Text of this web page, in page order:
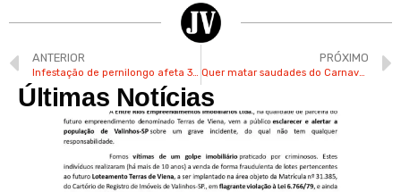
ANTERIOR
Infestação de pernilongo afeta 36 bairros de Valinhos
PRÓXIMO
Quer matar saudades do Carnaval? Mande sua foto para o JV
Últimas Notícias